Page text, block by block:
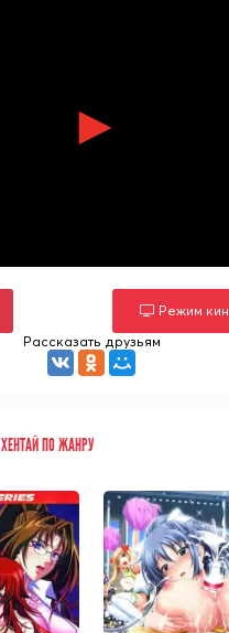
Режим
Рассказать друзьям
ХЕНТАЙ ПО ЖАНРУ